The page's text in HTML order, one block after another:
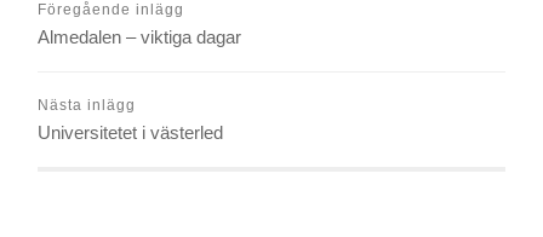
Föregående inlägg
Almedalen – viktiga dagar
Nästa inlägg
Universitetet i västerled